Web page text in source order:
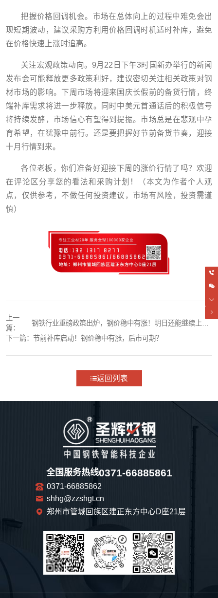
把握价格回调机会。市场在总体向上的过程中难免会出
现短期波动，建议采购方利用价格回调时机适时补库，避免
在价格快速上涨时追高。
关注宏观政策动向。9月22日下午3时国新办举行的新闻
发布会可能释放更多政策利好，建议密切关注相关政策对钢
材市场的影响。 下周市场将迎来国庆长假前的备货行情，终
端补库需求将进一步释放。同时中美元首通话后的积极信号
将持续发酵，市场信心有望得到提振。市场总是在悲观中孕
育希望，在犹豫中前行。还是要把握好节前备货节奏，迎接
十月行情到来。
各位老板，你们准备好迎接下周的涨价行情了吗？欢迎
在评论区分享您的看法和采购计划！（本文为作者个人观
点，仅供参考，不做任何投资建议，市场有风险，投资需谨
慎）
上一
篇：
钢铁行业重磅政策出炉，钢价稳中有涨！明日还能继续上扬
吗？
下一篇： 节前补库启动！钢价稳中有涨，后市可期？
返回列表
全国服务热线0371-66885861
0371-66885862
shhg@zzshgt.cn
郑州市管城回族区建正东方中心D座21层